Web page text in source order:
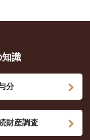
識
分
財産調査